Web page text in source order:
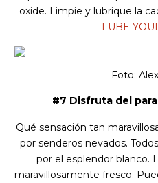
oxide. Limpie y lubrique la
LUBE
Foto:
#7 Disfruta del
Qué sensación tan
por senderos nevados.
por el esplendor blanco.
maravillosamente fresco.